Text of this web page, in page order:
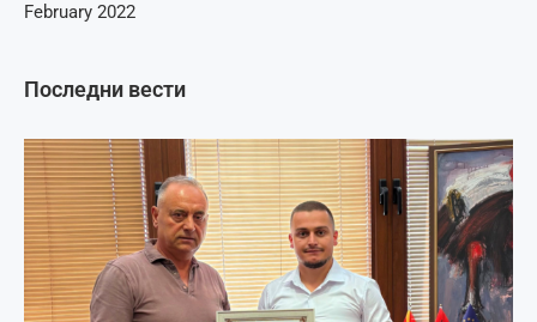
Последни вести
February 2022